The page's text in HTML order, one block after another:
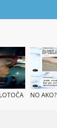
NO AKO?